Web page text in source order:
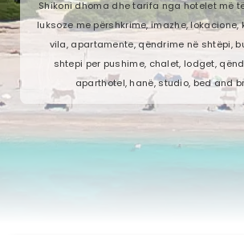
Shikoni dhoma dhe tarifa nga hotelet më
luksoze me përshkrime, imazhe, lokacione,
vila, apartamente, qëndrime në shtëpi,
shtepi per pushime, chalet, lodget,
aparthotel, hanë, studio, bed and